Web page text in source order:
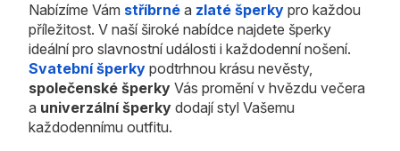
Nabízíme Vám stříbrné a zlaté šperky pro každou
příležitost. V naší široké nabídce najdete šperky
ideální pro slavnostní události i každodenní nošení.
Svatební šperky podtrhnou krásu nevěsty,
společenské šperky Vás promění v hvězdu večera
a univerzální šperky dodají styl Vašemu
každodennímu outfitu.